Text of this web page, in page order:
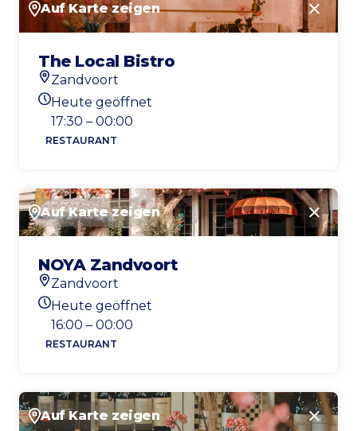
Auf Karte zeigen
The Local Bistro
Standort
Zandvoort
Heutigen Öffnungszeiten
Heute geöffnet
17:30 – 00:00
RESTAURANT
Auf Karte zeigen
NOYA Zandvoort
Standort
Zandvoort
Heutigen Öffnungszeiten
Heute geöffnet
16:00 – 00:00
RESTAURANT
Auf Karte zeigen